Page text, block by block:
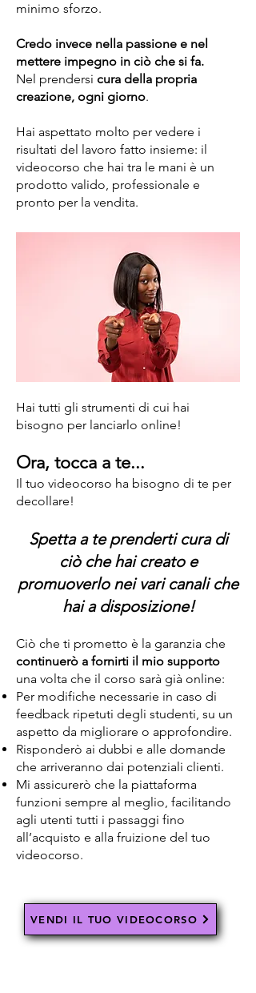
minimo sforzo.
Credo invece nella passione e nel
mettere impegno in ciò che si fa.
Nel prendersi cura della propria
creazione, ogni giorno.
Hai aspettato molto per vedere i
risultati del lavoro fatto insieme: il
videocorso che hai tra le mani è un
prodotto valido, professionale e
pronto per la vendita.
Hai tutti gli strumenti di cui hai
bisogno per lanciarlo online!
Ora, tocca a te...
Il tuo videocorso ha bisogno di te per
decollare!
Spetta a te prenderti cura di
ciò che hai creato e
promuoverlo nei vari canali che
hai a disposizione!
Ciò che ti prometto è la garanzia che
continuerò a fornirti il mio supporto
una volta che il corso sarà già online:
Per modifiche necessarie in caso di
feedback ripetuti degli studenti, su un
aspetto da migliorare o approfondire.
Risponderò ai dubbi e alle domande
che arriveranno dai potenziali clienti.
Mi assicurerò che la piattaforma
funzioni sempre al meglio, facilitando
agli utenti tutti i passaggi fino
all’acquisto e alla fruizione del tuo
videocorso.
VENDI IL TUO VIDEOCORSO